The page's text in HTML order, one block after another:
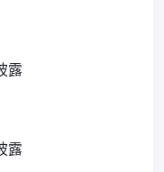
露
露